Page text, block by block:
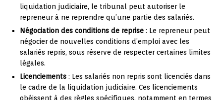
liquidation judiciaire, le tribunal peut autoriser le
repreneur à ne reprendre qu’une partie des salariés.
Négociation des conditions de reprise : Le repreneur peut
négocier de nouvelles conditions d’emploi avec les
salariés repris, sous réserve de respecter certaines limites
légales.
Licenciements : Les salariés non repris sont licenciés dans
le cadre de la liquidation judiciaire. Ces licenciements
obéissent à des règles spécifiques, notamment en termes